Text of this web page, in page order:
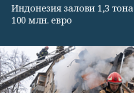
Индонезия залови 1,3
100 млн. евро